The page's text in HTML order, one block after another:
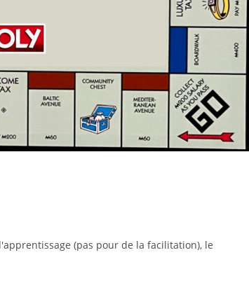
(pas pour de la facilitation), le